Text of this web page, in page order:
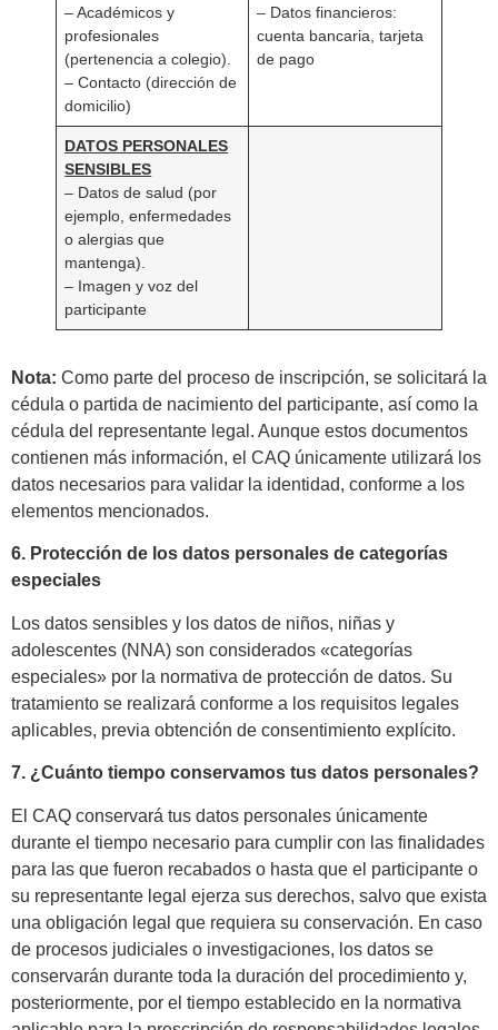
– Académicos y
profesionales
(pertenencia a colegio).
– Contacto (dirección de
domicilio)
– Datos financieros:
cuenta bancaria, tarjeta
de pago
DATOS PERSONALES
SENSIBLES
– Datos de salud (por
ejemplo, enfermedades
o alergias que
mantenga).
– Imagen y voz del
participante
Nota: Como parte del proceso de inscripción, se solicitará la
cédula o partida de nacimiento del participante, así como la
cédula del representante legal. Aunque estos documentos
contienen más información, el CAQ únicamente utilizará los
datos necesarios para validar la identidad, conforme a los
elementos mencionados.
6. Protección de los datos personales de categorías
especiales
Los datos sensibles y los datos de niños, niñas y
adolescentes (NNA) son considerados «categorías
especiales» por la normativa de protección de datos. Su
tratamiento se realizará conforme a los requisitos legales
aplicables, previa obtención de consentimiento explícito.
7. ¿Cuánto tiempo conservamos tus datos personales?
El CAQ conservará tus datos personales únicamente
durante el tiempo necesario para cumplir con las finalidades
para las que fueron recabados o hasta que el participante o
su representante legal ejerza sus derechos, salvo que exista
una obligación legal que requiera su conservación. En caso
de procesos judiciales o investigaciones, los datos se
conservarán durante toda la duración del procedimiento y,
posteriormente, por el tiempo establecido en la normativa